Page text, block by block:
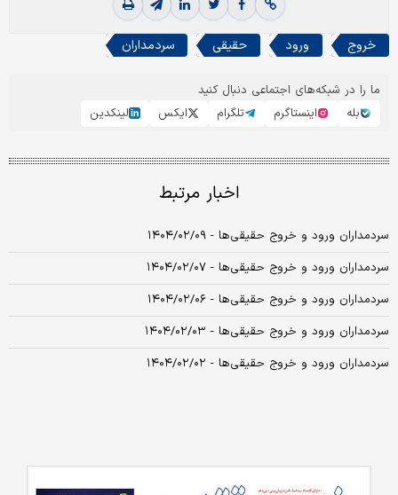
خروج ورود حقیقی سردمداران
ما را در شبکه‌های اجتماعی دنبال کنید
بله
اینستاگرم تلگرام ایکس لینکدین
اخبار مرتبط
سردمداران ورود و خروج حقیقی‌ها - ۱۴۰۴/۰۲/۰۹
سردمداران ورود و خروج حقیقی‌ها - ۱۴۰۴/۰۲/۰۷
سردمداران ورود و خروج حقیقی‌ها - ۱۴۰۴/۰۲/۰۶
سردمداران ورود و خروج حقیقی‌ها - ۱۴۰۴/۰۲/۰۳
سردمداران ورود و خروج حقیقی‌ها - ۱۴۰۴/۰۲/۰۲